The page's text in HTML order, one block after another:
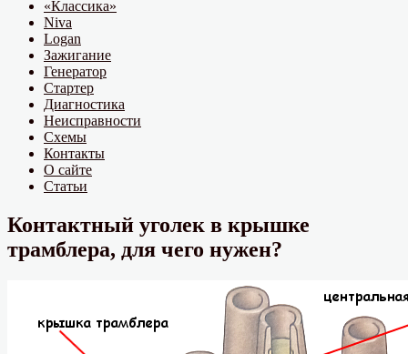
«Классика»
Niva
Logan
Зажигание
Генератор
Стартер
Диагностика
Неисправности
Схемы
Контакты
О сайте
Статьи
Контактный уголек в крышке
трамблера, для чего нужен?